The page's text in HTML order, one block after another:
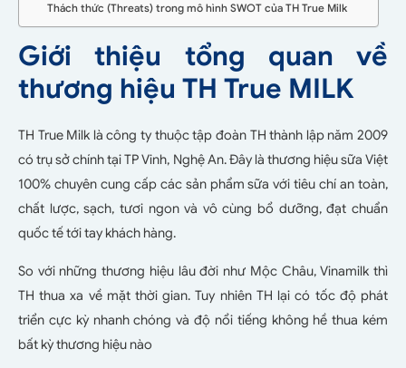
Thách thức (Threats) trong mô hình SWOT của TH True Milk
Giới thiệu tổng quan về
thương hiệu TH True MILK
TH True Milk là công ty thuộc tập đoàn TH thành lập năm 2009
có trụ sở chính tại TP Vinh, Nghệ An. Đây là thương hiệu sữa Việt
100% chuyên cung cấp các sản phẩm sữa với tiêu chí an toàn,
chất lược, sạch, tươi ngon và vô cùng bổ dưỡng, đạt chuẩn
quốc tế tới tay khách hàng.
So với những thương hiệu lâu đời như Mộc Châu, Vinamilk thì
TH thua xa về mặt thời gian. Tuy nhiên TH lại có tốc độ phát
triển cực kỳ nhanh chóng và độ nổi tiếng không hề thua kém
bất kỳ thương hiệu nào